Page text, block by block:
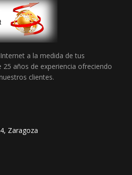
a la medida de tus
25 años de experiencia ofreciendo
clientes.
Zaragoza